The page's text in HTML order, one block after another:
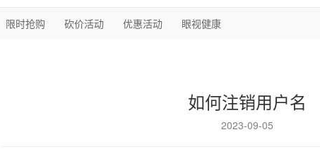
限时抢购 砍价活动 优惠活动 眼视健康
如何注销用户名
2023-09-05